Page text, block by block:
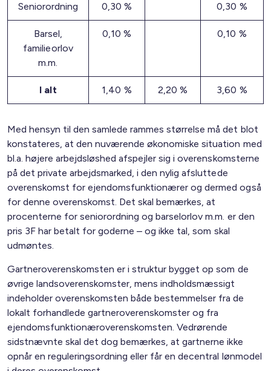
Seniorordning 0,30 % 0,30 %
Barsel,
familieorlov
m.m.
0,10 % 0,10 %
I alt 1,40 % 2,20 % 3,60 %
Med hensyn til den samlede rammes størrelse må det blot
konstateres, at den nuværende økonomiske situation med
bl.a. højere arbejdsløshed afspejler sig i overenskomsterne
på det private arbejdsmarked, i den nylig afsluttede
overenskomst for ejendomsfunktionærer og dermed også
for denne overenskomst. Det skal bemærkes, at
procenterne for seniorordning og barselorlov m.m. er den
pris 3F har betalt for goderne – og ikke tal, som skal
udmøntes.
Gartneroverenskomsten er i struktur bygget op som de
øvrige landsoverenskomster, mens indholdsmæssigt
indeholder overenskomsten både bestemmelser fra de
lokalt forhandlede gartneroverenskomster og fra
ejendomsfunktionæroverenskomsten. Vedrørende
sidstnævnte skal det dog bemærkes, at gartnerne ikke
opnår en reguleringsordning eller får en decentral lønmodel